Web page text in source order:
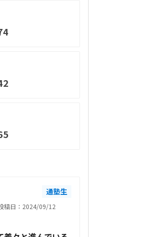
通塾生
稿日：2024/09/12